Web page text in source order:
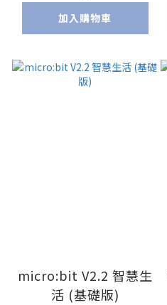
加入購物車
micro:bit V2.2 智慧生
活 (基礎版)